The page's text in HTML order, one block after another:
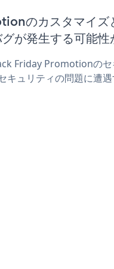
のカスタマイズ
が発生する可能性
Friday Promotionの
ュリティの問題に遭